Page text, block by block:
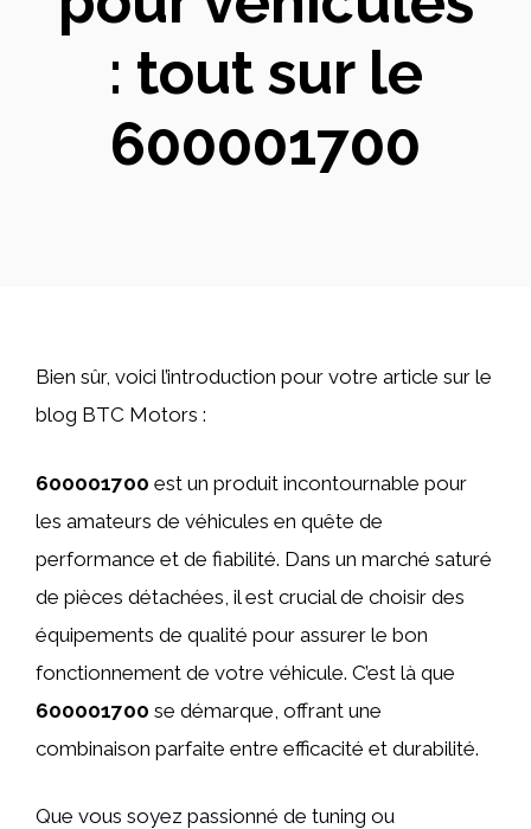
: tout sur le
600001700
Bien sûr, voici l’introduction pour votre article sur le
blog BTC Motors :
600001700 est un produit incontournable pour
les amateurs de véhicules en quête de
performance et de fiabilité. Dans un marché saturé
de pièces détachées, il est crucial de choisir des
équipements de qualité pour assurer le bon
fonctionnement de votre véhicule. C’est là que
600001700 se démarque, offrant une
combinaison parfaite entre efficacité et durabilité.
Que vous soyez passionné de tuning ou